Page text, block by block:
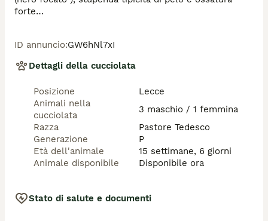
forte
pedigree di displasia anca e gomito (HD A ED 0)
Cuccioli ottimo sia per Expo e attività agonistica che
per compagnia,ideale per chi desidera allevare
per chi ama la razza e desidera avere un amico fidato
di indole buona e tranquilla adatto per bambini e
adulti
I cuccioli vengono consegnati con
Pedigree Rosa
libretto sanitario
sverminazione completa
*microchip (iscrizione anagrafe canina)
ed eventualmente passaggio di proprietà al nuovo
ID annuncio:GW6hNl7xI
Dettagli della cucciolata
Posizione
Lecce
Animali nella
cucciolata
3 maschio / 1 femmina
Razza
Pastore Tedesco
Generazione
P
Età dell'animale
15 settimane, 6 giorni
Animale disponibile
Disponibile ora
Stato di salute e documenti